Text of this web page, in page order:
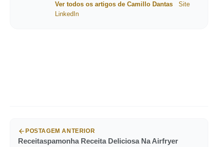
Ver todos os artigos de Camillo Dantas
Site
LinkedIn
POSTAGEM ANTERIOR
Receitaspamonha Receita Deliciosa Na Airfryer